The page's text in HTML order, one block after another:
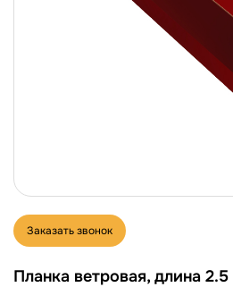
Заказать звонок
Планка ветровая, длина